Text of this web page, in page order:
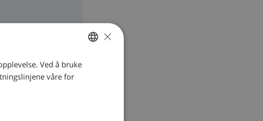
NORWEGIAN
DUTCH
×
Ved å bruke
våre for